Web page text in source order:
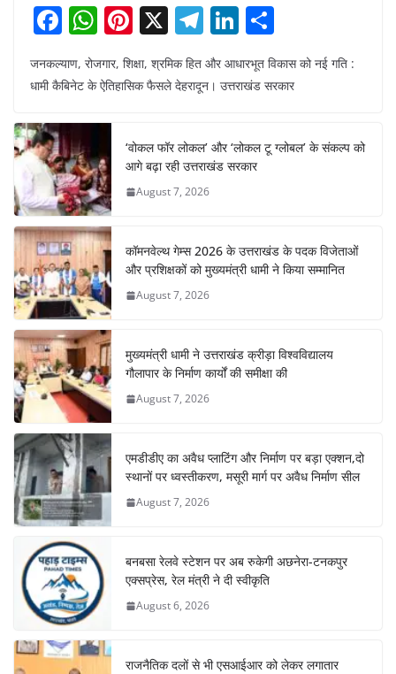
F
c
b
o
o
k
W
at
s
A
p
p
Pi
er
st
X T
el
e
a
m
Li
k
dI
n
h
ar
जनकल्याण, रोजगार, शिक्षा, श्रमिक हित और आधारभूत विकास को नई गति :
धामी कैबिनेट के ऐतिहासिक फैसले देहरादून। उत्तराखंड सरकार
‘वोकल फॉर लोकल’ और ‘लोकल टू ग्लोबल’ के संकल्प को
आगे बढ़ा रही उत्तराखंड सरकार
August 7, 2026
कॉमनवेल्थ गेम्स 2026 के उत्तराखंड के पदक विजेताओं
और प्रशिक्षकों को मुख्यमंत्री धामी ने किया सम्मानित
August 7, 2026
मुख्यमंत्री धामी ने उत्तराखंड क्रीड़ा विश्वविद्यालय
गौलापार के निर्माण कार्यों की समीक्षा की
August 7, 2026
एमडीडीए का अवैध प्लाटिंग और निर्माण पर बड़ा एक्शन,दो
स्थानों पर ध्वस्तीकरण, मसूरी मार्ग पर अवैध निर्माण सील
August 7, 2026
बनबसा रेलवे स्टेशन पर अब रुकेगी अछनेरा-टनकपुर
एक्सप्रेस, रेल मंत्री ने दी स्वीकृति
August 6, 2026
राजनैतिक दलों से भी एसआईआर को लेकर लगातार